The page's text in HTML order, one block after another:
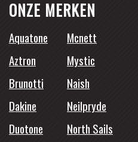
ONZE MERKEN
Aquatone
Mcnett
Aztron
Mystic
Brunotti
Naish
Dakine
Neilpryde
Duotone
North Sails